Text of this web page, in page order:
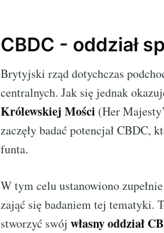
CBDC - oddział
Brytyjski rząd dotychczas
centralnych. Jak się jednak
Królewskiej Mości (Her
zaczęły badać potencjał CBDC,
funta.
W tym celu ustanowiono
zająć się badaniem tej tematyki.
stworzyć swój własny oddział